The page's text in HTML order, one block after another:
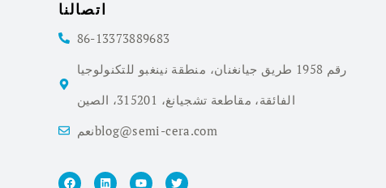
اتصالنا
86-13373889683
رقم 1958 طريق جيانغنان، منطقة نينغبو للتكنولوجيا
الفائقة، مقاطعة تشجيانغ، 315201، الصين
نعمblog@semi-cera.com